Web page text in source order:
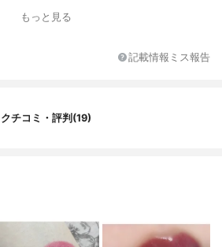
もっと見る
記載情報ミス報告
クチコミ・評判(19)